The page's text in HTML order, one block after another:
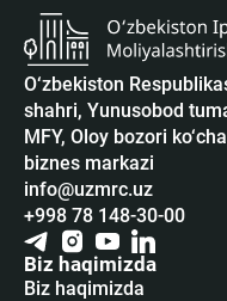
O‘zbekiston
shahri, Yunusobod
MFY, Oloy bozori
biznes markazi
info@uzmrc.uz
+998 78 148-30-00
Biz haqimizda
Biz haqimizda